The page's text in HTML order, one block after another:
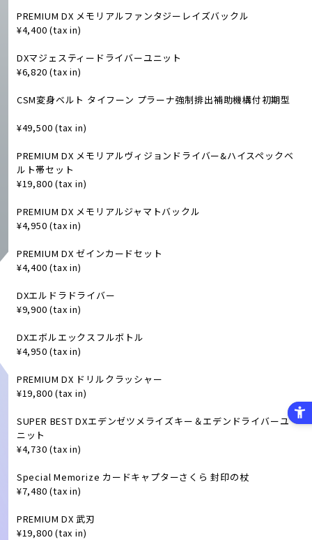
PREMIUM DX メモリアルファンタジーレイズバックル
¥4,400 (tax in)
DXマジェスティードライバーユニット
¥6,820 (tax in)
CSM変身ベルト タイフーン プラーナ強制排出補助機構付初期型
¥49,500 (tax in)
PREMIUM DX メモリアルヴィジョンドライバー&ハイスペックベ
ルト帯セット
¥19,800 (tax in)
PREMIUM DX メモリアルジャマトバックル
¥4,950 (tax in)
PREMIUM DX ゼインカードセット
¥4,400 (tax in)
DXエルドラドライバー
¥9,900 (tax in)
DXエボルエックスフルボトル
¥4,950 (tax in)
PREMIUM DX ドリルクラッシャー
¥19,800 (tax in)
SUPER BEST DXエデンゼツメライズキー＆エデンドライバーユ
ニット
¥4,730 (tax in)
Special Memorize カードキャプターさくら 封印の杖
¥7,480 (tax in)
PREMIUM DX 武刃
¥19,800 (tax in)